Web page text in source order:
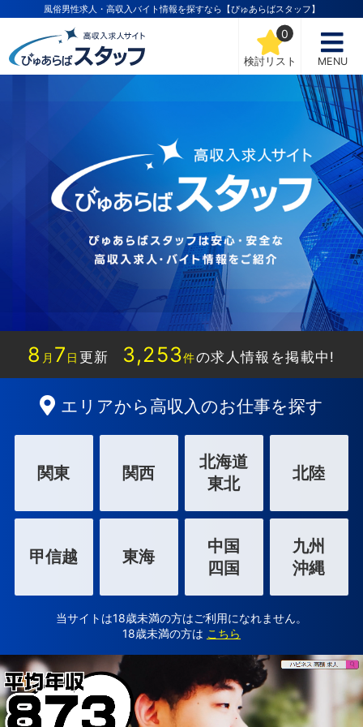
風俗男性求人・高収入バイト情報を探すなら【ぴゅあらばスタッフ】
検討リスト
0
MENU
8 月 7 日 更新 3,253件の求人情報を掲載中!
エリアから高収入のお仕事を探す
関東 関西
北海道
東北
北陸
甲信越 東海
中国
四国
九州
沖縄
当サイトは18歳未満の方はご利用になれません。
18歳未満の方は こちら